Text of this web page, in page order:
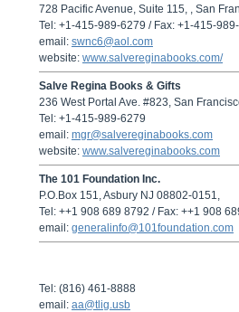
728 Pacific Avenue, Suite 115, , San
Tel: +1-415-989-6279 / Fax: +1-415-
email: swnc6@aol.com
website: www.salvereginabooks.com/
Salve Regina Books & Gifts
236 West Portal Ave. #823, San
Tel: +1-415-989-6279
email: mgr@salvereginabooks.com
website: www.salvereginabooks.com
The 101 Foundation Inc.
P.O.Box 151, Asbury NJ 08802-0151,
Tel: ++1 908 689 8792 / Fax: ++1 908
email: generalinfo@101foundation.com
Tel: (816) 461-8888
email: aa@tlig.usb